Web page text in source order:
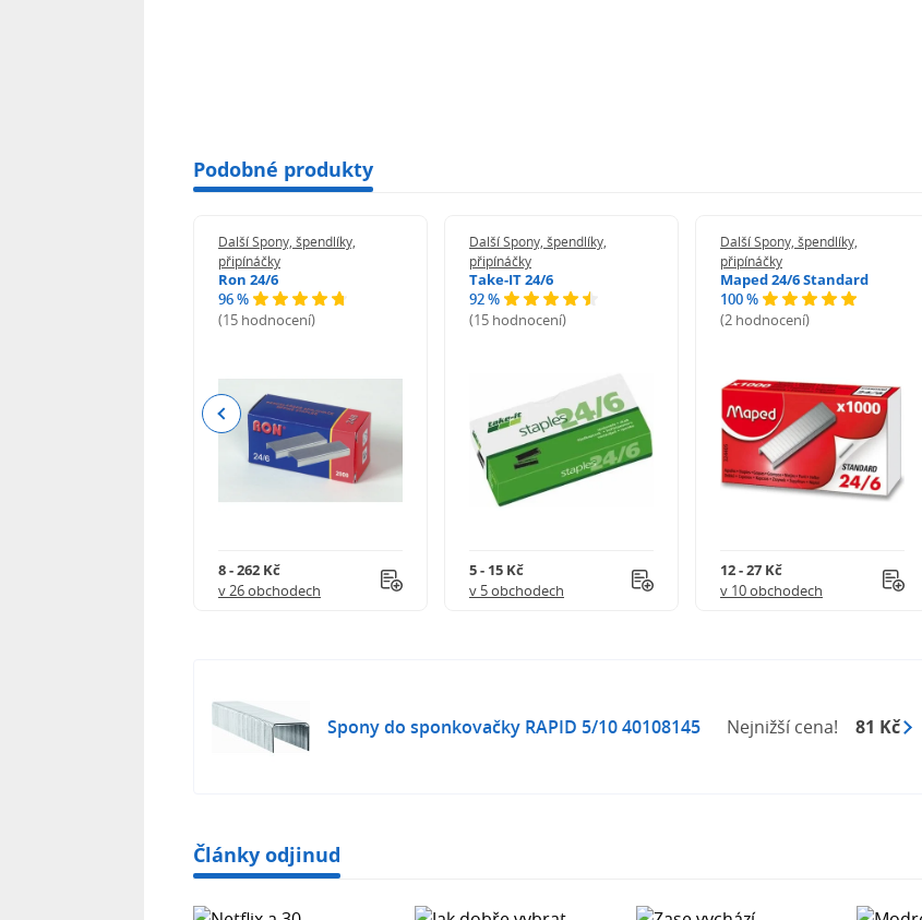
Podobné produkty
Další Spony, špendlíky,
připínáčky
Ron 24/6
96 %
(15 hodnocení)
8 - 262 Kč
v 26 obchodech
Další Spony, špendlíky,
připínáčky
Take-IT 24/6
92 %
(15 hodnocení)
5 - 15 Kč
v 5 obchodech
Další Spony, špendlíky,
připínáčky
Maped 24/6 Standard
100 %
(2 hodnocení)
12 - 27 Kč
v 10 obchodech
Previous
Spony do sponkovačky RAPID 5/10 40108145 Nejnižší cena! 81 Kč
Články odjinud